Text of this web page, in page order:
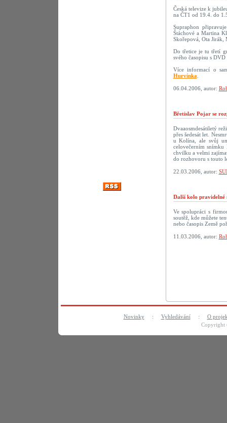
Česká televize k
na ČT1 od 19.4. do
Supraphon
Štáchové a Martina
Skořepová, Ota Jirák,
Do třetice je tu třetí
svého časopisu s
Více informací o
Hurvínka
06.04.2006, autor:
Břetislav Pojar se
Dvaaosmdesátiletý
přes šedesát let.
u Kolína, ale svůj
celovečerním
chvilku a velmi
do rozhovoru s touto
22.03.2006, autor:
Další kolo pravidelné
Ve spolupráci s
soutěž, kde můžete
nebo časopis Země
11.03.2006, autor:
Novinky: Vyhledávání: O
Copyright